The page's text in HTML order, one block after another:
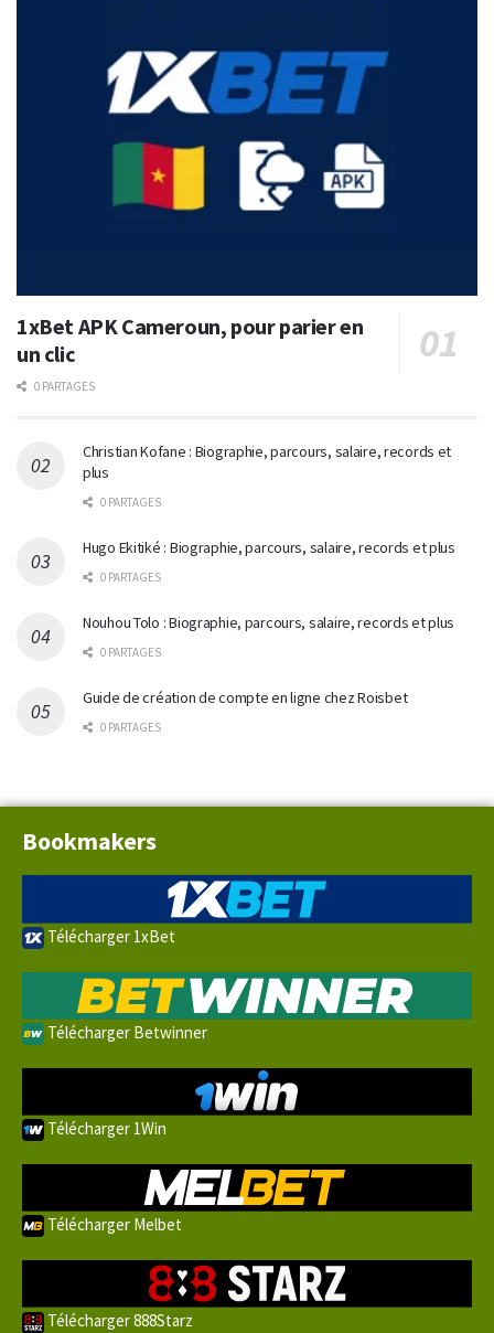
1xBet APK Cameroun, pour parier en
un clic
0 PARTAGES
Christian Kofane : Biographie, parcours, salaire, records et
plus
0 PARTAGES
Hugo Ekitiké : Biographie, parcours, salaire, records et plus
0 PARTAGES
Nouhou Tolo : Biographie, parcours, salaire, records et plus
0 PARTAGES
Guide de création de compte en ligne chez Roisbet
0 PARTAGES
Bookmakers
Télécharger 1xBet
Télécharger Betwinner
Télécharger 1Win
Télécharger Melbet
Télécharger 888Starz